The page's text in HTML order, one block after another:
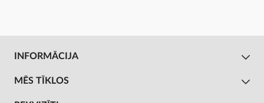
INFORMĀCIJA
MĒS TĪKLOS